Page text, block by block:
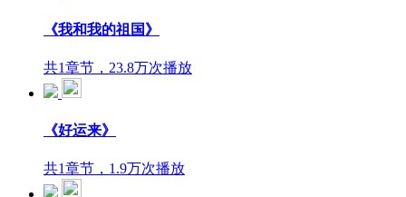
《我和我的祖国》
共1章节，23.8万次播放
《好运来》
共1章节，1.9万次播放